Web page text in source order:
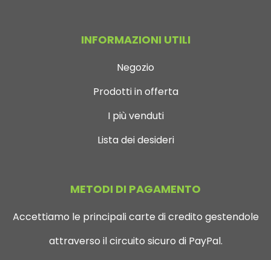
INFORMAZIONI UTILI
Negozio
Prodotti in offerta
I più venduti
Lista dei desideri
METODI DI PAGAMENTO
Accettiamo le principali carte di credito gestendole
attraverso il circuito sicuro di PayPal.